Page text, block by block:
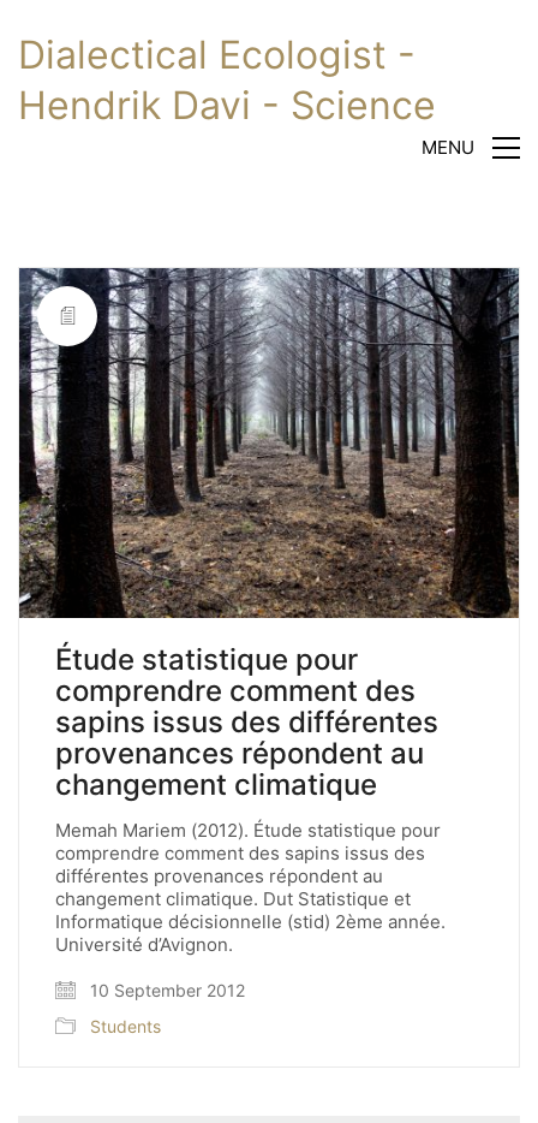
Dialectical Ecologist -
Hendrik Davi - Science
MENU
Étude statistique pour
comprendre comment des
sapins issus des différentes
provenances répondent au
changement climatique
Memah Mariem (2012). Étude statistique pour
comprendre comment des sapins issus des
différentes provenances répondent au
changement climatique. Dut Statistique et
Informatique décisionnelle (stid) 2ème année.
Université d’Avignon.
10 September 2012
Students